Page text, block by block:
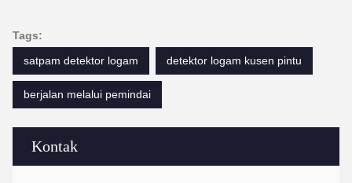
Kontak
Tags:
satpam detektor logam
detektor logam kusen pintu
berjalan melalui pemindai